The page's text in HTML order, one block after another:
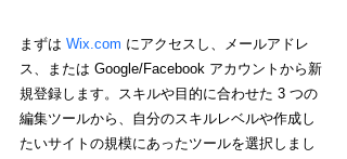
まずは Wix.com にアクセスし、メールアドレ
ス、または Google/Facebook アカウントから新
規登録します。スキルや目的に合わせた 3 つの
編集ツールから、自分のスキルレベルや作成し
たいサイトの規模にあったツールを選択しまし